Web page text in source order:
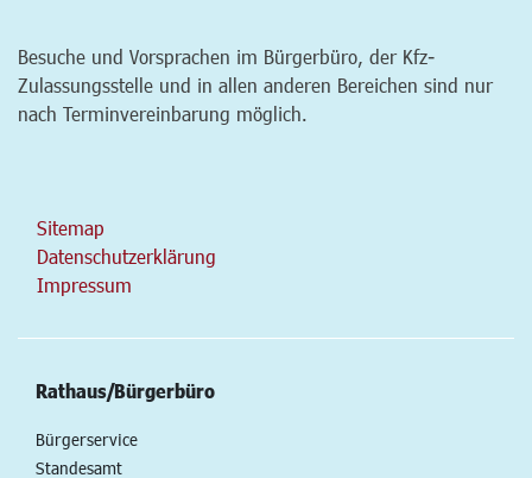
Besuche und Vorsprachen im Bürgerbüro, der Kfz-
Zulassungsstelle und in allen anderen Bereichen sind nur
nach Terminvereinbarung möglich.
Sitemap
Datenschutzerklärung
Impressum
Rathaus/Bürgerbüro
Bürgerservice
Standesamt